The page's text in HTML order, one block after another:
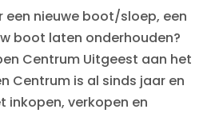
een nieuwe boot/sloep, een
boot laten onderhouden?
Centrum Uitgeest aan het
Centrum is al sinds jaar en
inkopen, verkopen en